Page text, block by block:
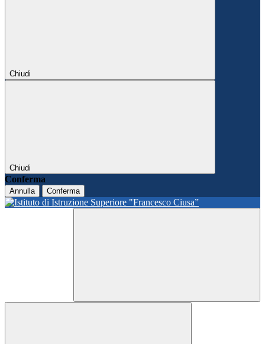
Chiudi
Chiudi
Conferma
Annulla Conferma